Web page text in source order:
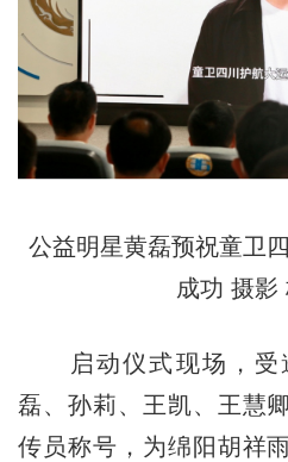
公益明星黄磊预祝童卫
成功 摄影
启动仪式现场，受
磊、孙莉、王凯、王慧
传员称号，为绵阳胡祥